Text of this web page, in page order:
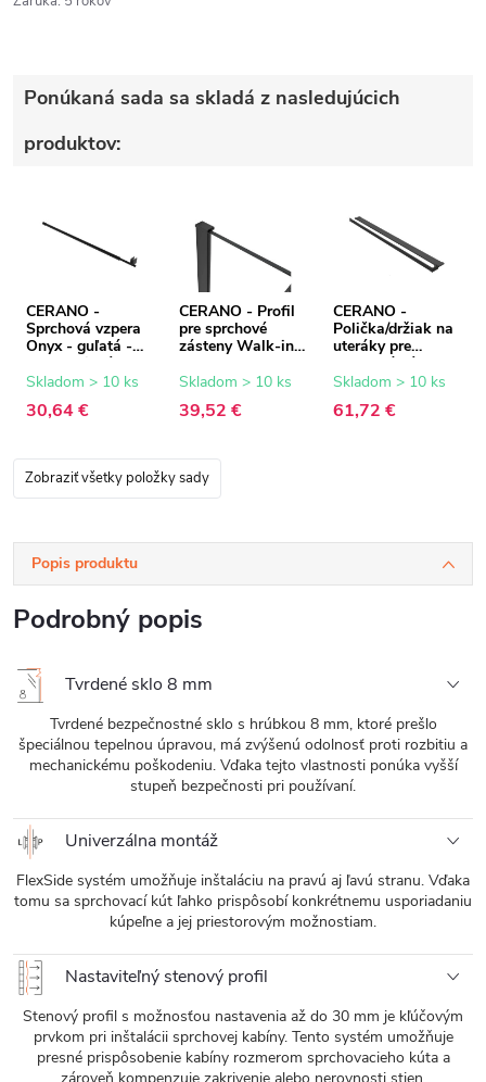
Ponúkaná sada sa skladá z nasledujúcich
produktov:
CERANO -
Sprchová vzpera
Onyx - guľatá -
teleskopická -
čierna matná -
Skladom > 10 ks
30,64 €
CERANO - Profil
pre sprchové
zásteny Walk-in
čierna matná - 15
Skladom > 10 ks
39,52 €
CERANO -
Polička/držiak na
uteráky pre
sprchovú zástenu
Walk-In - 8-10
matná - 30 až
Skladom > 10 ks
61,72 €
Zobraziť všetky položky sady
Popis produktu
Podrobný popis
Tvrdené sklo 8 mm
Tvrdené bezpečnostné sklo s hrúbkou 8 mm, ktoré prešlo
špeciálnou tepelnou úpravou, má zvýšenú odolnosť proti rozbitiu a
mechanickému poškodeniu. Vďaka tejto vlastnosti ponúka vyšší
stupeň bezpečnosti pri používaní.
Univerzálna montáž
FlexSide systém umožňuje inštaláciu na pravú aj ľavú stranu. Vďaka
tomu sa sprchovací kút ľahko prispôsobí konkrétnemu usporiadaniu
kúpeľne a jej priestorovým možnostiam.
Nastaviteľný stenový profil
Stenový profil s možnosťou nastavenia až do 30 mm je kľúčovým
prvkom pri inštalácii sprchovej kabíny. Tento systém umožňuje
presné prispôsobenie kabíny rozmerom sprchovacieho kúta a